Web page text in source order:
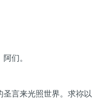
们。
言来光照世界。求祢以